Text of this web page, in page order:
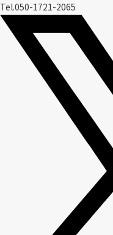
Tel.050-1721-2065